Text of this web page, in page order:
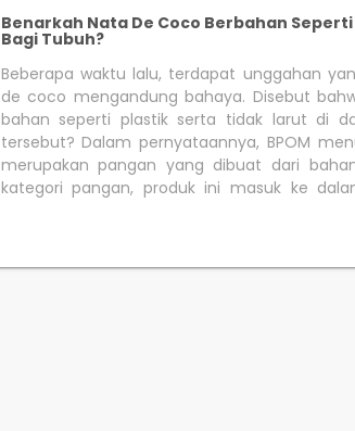
Benarkah Nata De Coco Berbahan
Bagi Tubuh?
Beberapa waktu lalu, terdapat unggahan
de coco mengandung bahaya. Disebut
bahan seperti plastik serta tidak larut di
tersebut? Dalam pernyataannya, BPOM
merupakan pangan yang dibuat dari
kategori pangan, produk ini masuk ke